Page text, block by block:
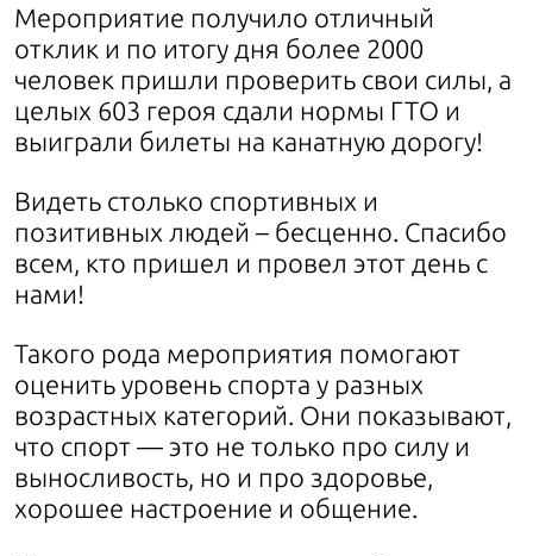
Мероприятие получило отличный
отклик и по итогу дня более 2000
человек пришли проверить свои силы, а
целых 603 героя сдали нормы ГТО и
выиграли билеты на канатную дорогу!
Видеть столько спортивных и
позитивных людей – бесценно. Спасибо
всем, кто пришел и провел этот день с
нами!
Такого рода мероприятия помогают
оценить уровень спорта у разных
возрастных категорий. Они показывают,
что спорт — это не только про силу и
выносливость, но и про здоровье,
хорошее настроение и общение.